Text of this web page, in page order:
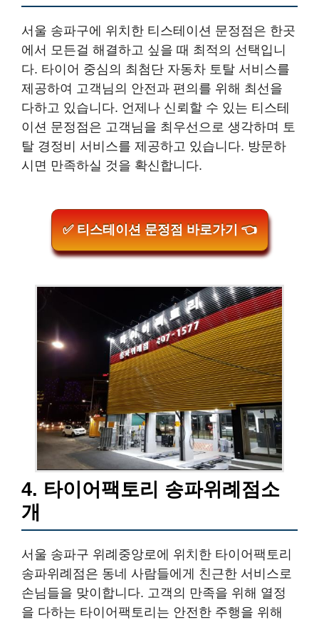
서울 송파구에 위치한 티스테이션 문정점은 한곳
에서 모든걸 해결하고 싶을 때 최적의 선택입니
다. 타이어 중심의 최첨단 자동차 토탈 서비스를
제공하여 고객님의 안전과 편의를 위해 최선을
다하고 있습니다. 언제나 신뢰할 수 있는 티스테
이션 문정점은 고객님을 최우선으로 생각하며 토
탈 경정비 서비스를 제공하고 있습니다. 방문하
시면 만족하실 것을 확신합니다.
✅ 티스테이션 문정점 바로가기 👈
4. 타이어팩토리 송파위례점소
개
서울 송파구 위례중앙로에 위치한 타이어팩토리
송파위례점은 동네 사람들에게 친근한 서비스로
손님들을 맞이합니다. 고객의 만족을 위해 열정
을 다하는 타이어팩토리는 안전한 주행을 위해